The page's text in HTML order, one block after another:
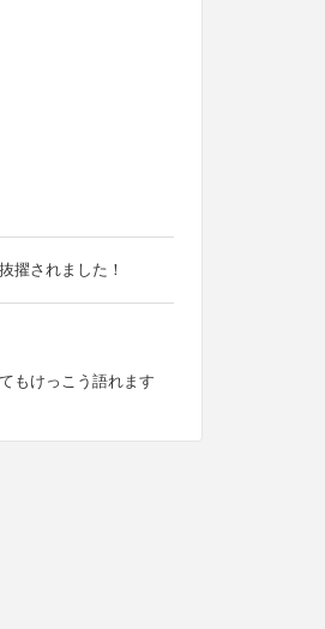
擢されました！
もけっこう語れます